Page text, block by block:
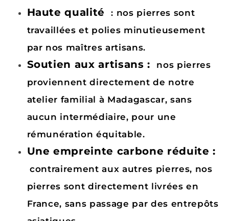
Haute qualité
: nos pierres sont
travaillées et polies minutieusement
par nos maîtres artisans.
Soutien aux artisans :
nos pierres
proviennent directement de notre
atelier familial à Madagascar, sans
aucun intermédiaire, pour une
rémunération équitable.
Une empreinte carbone réduite :
contrairement aux autres pierres, nos
pierres sont directement livrées en
France, sans passage par des entrepôts